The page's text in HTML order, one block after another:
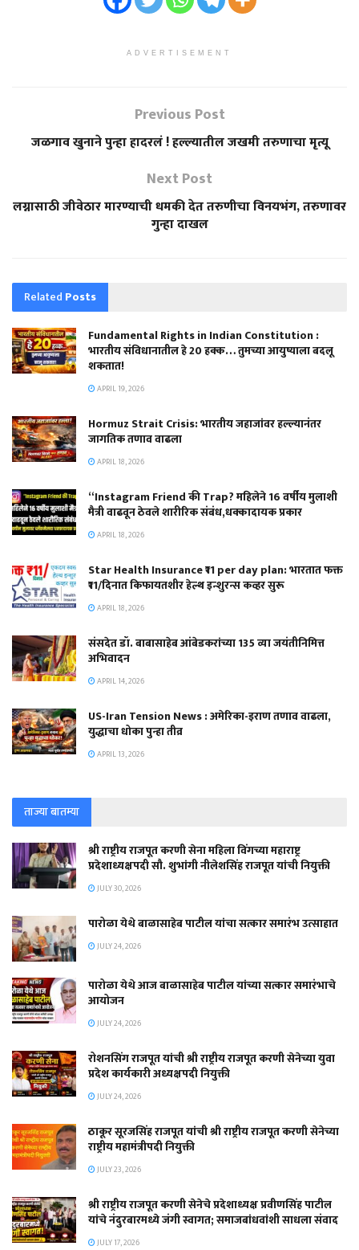
ADVERTISEMENT
Previous Post
जळगाव खुनाने पुन्हा हादरलं ! हल्ल्यातील जखमी तरुणाचा मृत्यू
Next Post
लग्नासाठी जीवेठार मारण्याची धमकी देत तरुणीचा विनयभंग, तरुणावर
गुन्हा दाखल
Related Posts
Fundamental Rights in Indian Constitution :
भारतीय संविधानातील हे 20 हक्क… तुमच्या आयुष्याला बदलू
शकतात!
APRIL 19, 2026
Hormuz Strait Crisis: भारतीय जहाजांवर हल्ल्यानंतर
जागतिक तणाव वाढला
APRIL 18, 2026
“Instagram Friend की Trap? महिलेने 16 वर्षीय मुलाशी
मैत्री वाढवून ठेवले शारीरिक संबंध,धक्कादायक प्रकार
APRIL 18, 2026
Star Health Insurance ₹11 per day plan: भारतात फक्त
₹11/दिनात किफायतशीर हेल्थ इन्शुरन्स कव्हर सुरू
APRIL 18, 2026
संसदेत डॉ. बाबासाहेब आंबेडकरांच्या 135 व्या जयंतीनिमित्त
अभिवादन
APRIL 14, 2026
US-Iran Tension News : अमेरिका-इराण तणाव वाढला,
युद्धाचा धोका पुन्हा तीव्र
APRIL 13, 2026
ताज्या बातम्या
श्री राष्ट्रीय राजपूत करणी सेना महिला विंगच्या महाराष्ट्र
प्रदेशाध्यक्षपदी सौ. शुभांगी नीलेशसिंह राजपूत यांची नियुक्ती
JULY 30, 2026
पारोळा येथे बाळासाहेब पाटील यांचा सत्कार समारंभ उत्साहात
JULY 24, 2026
पारोळा येथे आज बाळासाहेब पाटील यांच्या सत्कार समारंभाचे
आयोजन
JULY 24, 2026
रोशनसिंग राजपूत यांची श्री राष्ट्रीय राजपूत करणी सेनेच्या युवा
प्रदेश कार्यकारी अध्यक्षपदी नियुक्ती
JULY 24, 2026
ठाकूर सूरजसिंह राजपूत यांची श्री राष्ट्रीय राजपूत करणी सेनेच्या
राष्ट्रीय महामंत्रीपदी नियुक्ती
JULY 23, 2026
श्री राष्ट्रीय राजपूत करणी सेनेचे प्रदेशाध्यक्ष प्रवीणसिंह पाटील
यांचे नंदुरबारमध्ये जंगी स्वागत; समाजबांधवांशी साधला संवाद
JULY 17, 2026